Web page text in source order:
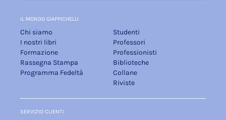
IL MONDO GIAPPICHELLI
Chi siamo
I nostri libri
Formazione
Rassegna Stampa
Programma Fedeltà
Studenti
Professori
Professionisti
Biblioteche
Collane
Riviste
SERVIZIO CLIENTI